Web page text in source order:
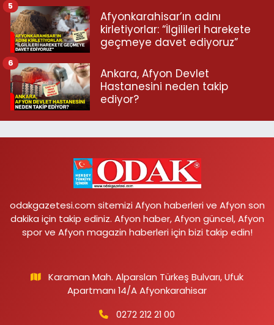
Afyonkarahisar’ın adını
kirletiyorlar: “İlgilileri harekete
geçmeye davet ediyoruz”
5
Ankara, Afyon Devlet
Hastanesini neden takip
ediyor?
6
odakgazetesi.com sitemizi Afyon haberleri ve Afyon son
dakika için takip ediniz. Afyon haber, Afyon güncel, Afyon
spor ve Afyon magazin haberleri için bizi takip edin!
Karaman Mah. Alparslan Türkeş Bulvarı, Ufuk
Apartmanı 14/A Afyonkarahisar
0272 212 21 00